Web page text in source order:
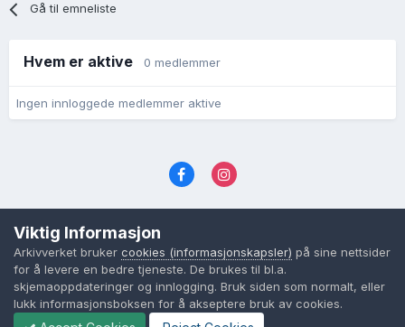
Gå til emneliste
Hvem er aktive 0 medlemmer
Ingen innloggede medlemmer aktive
Cookies (informasjonskapsler)
Powered by Invision Community
Viktig Informasjon
Arkivverket bruker cookies (informasjonskapsler) på sine nettsider
for å levere en bedre tjeneste. De brukes til bl.a.
skjemaoppdateringer og innlogging. Bruk siden som normalt, eller
lukk informasjonsboksen for å akseptere bruk av cookies.